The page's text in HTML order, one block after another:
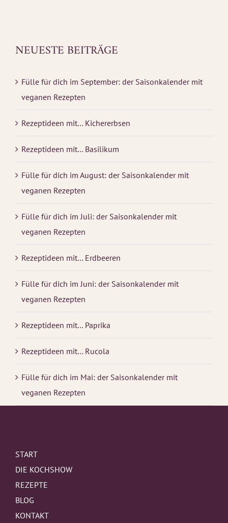
NEUESTE BEITRÄGE
Fülle für dich im September: der Saisonkalender mit
veganen Rezepten
Rezeptideen mit… Kichererbsen
Rezeptideen mit… Basilikum
Fülle für dich im August: der Saisonkalender mit
veganen Rezepten
Fülle für dich im Juli: der Saisonkalender mit
veganen Rezepten
Rezeptideen mit… Erdbeeren
Fülle für dich im Juni: der Saisonkalender mit
veganen Rezepten
Rezeptideen mit… Paprika
Rezeptideen mit… Rucola
Fülle für dich im Mai: der Saisonkalender mit
veganen Rezepten
START
DIE KOCHSHOW
REZEPTE
BLOG
KONTAKT